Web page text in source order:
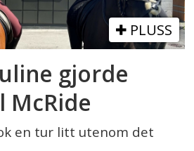
PLUSS
gjorde
McRide
en tur litt utenom det